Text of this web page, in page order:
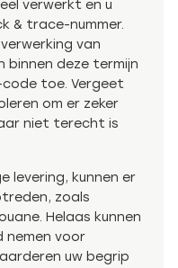
verwerkt en u
& trace-nummer.
van
binnen deze termijn
toe. Vergeet
om er zeker
niet terecht is
levering, kunnen er
zoals
Helaas kunnen
nemen voor
uw begrip